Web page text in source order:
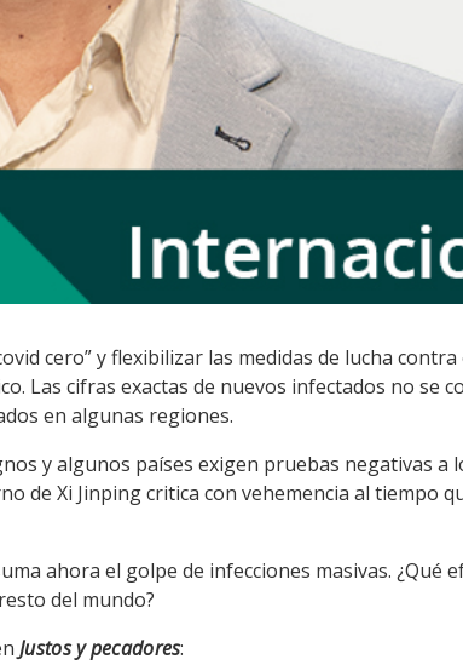
cero” y flexibilizar las medidas de lucha contra
Las cifras exactas de nuevos infectados no se
en algunas regiones.
y algunos países exigen pruebas negativas a
de Xi Jinping critica con vehemencia al tiempo
ahora el golpe de infecciones masivas. ¿Qué
del mundo?
Justos y pecadores: